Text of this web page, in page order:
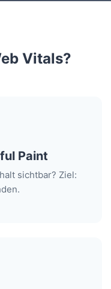
Vitals?
Paint
sichtbar? Ziel: